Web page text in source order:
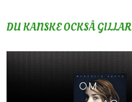
DU KANSKE OCKSÅ GILLAR